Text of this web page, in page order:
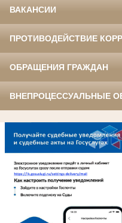
ВАКАНСИИ
ПРОТИВОДЕЙСТВИЕ
ОБРАЩЕНИЯ ГРАЖДАН
ВНЕПРОЦЕССУАЛЬНЫЕ